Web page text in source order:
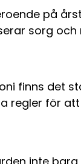
på
sorg och
finns det
regler för